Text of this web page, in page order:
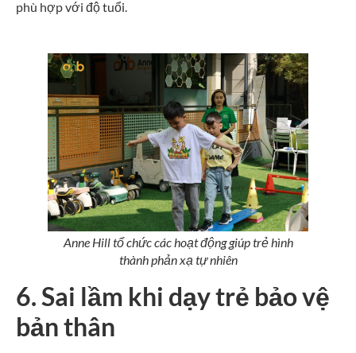
phù hợp với độ tuổi.
Anne Hill tổ chức các hoạt động giúp trẻ hình
thành phản xạ tự nhiên
6. Sai lầm khi dạy trẻ bảo vệ
bản thân